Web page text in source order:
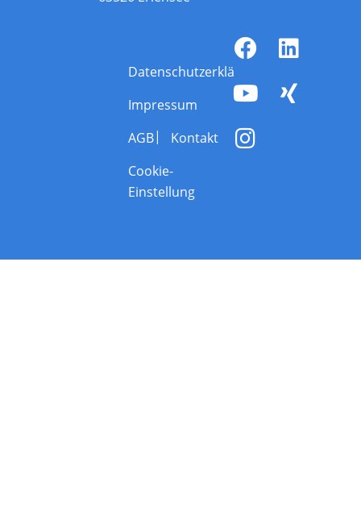
Datenschutzerklärung
Impressum
AGB
Kontakt
Cookie-
Einstellung